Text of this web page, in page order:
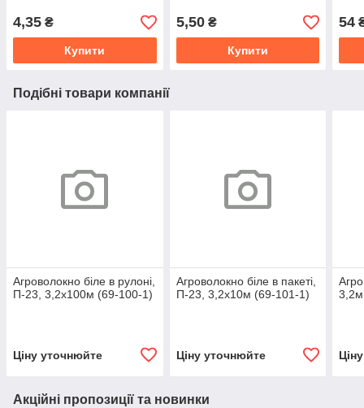
4,35 ₴
Купити
5,50₴
Купити
54
Подібні товари компанії
Агроволокно біле в рулоні,
П-23, 3,2х100м (69-100-1)
Ціну уточнюйте
Агроволокно біле в пакеті,
П-23, 3,2х10м (69-101-1)
Ціну уточнюйте
Акційні пропозиції та новинки